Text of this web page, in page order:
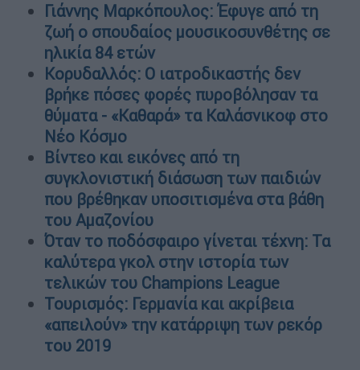
Γιάννης Μαρκόπουλος: Έφυγε από τη
ζωή ο σπουδαίος μουσικοσυνθέτης σε
ηλικία 84 ετών
Κορυδαλλός: Ο ιατροδικαστής δεν
βρήκε πόσες φορές πυροβόλησαν τα
θύματα - «Καθαρά» τα Καλάσνικοφ στο
Νέο Κόσμο
Βίντεο και εικόνες από τη
συγκλονιστική διάσωση των παιδιών
που βρέθηκαν υποσιτισμένα στα βάθη
του Αμαζονίου
Όταν το ποδόσφαιρο γίνεται τέχνη: Τα
καλύτερα γκολ στην ιστορία των
τελικών του Champions League
Τουρισμός: Γερμανία και ακρίβεια
«απειλούν» την κατάρριψη των ρεκόρ
του 2019